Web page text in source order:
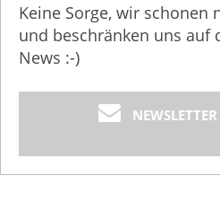
Keine Sorge, wir
und beschränken uns auf
News :-)